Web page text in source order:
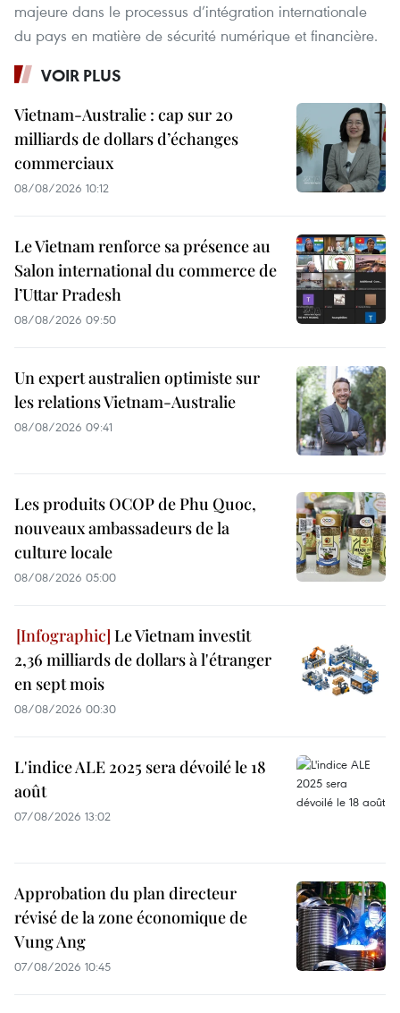
majeure dans le processus d’intégration internationale
du pays en matière de sécurité numérique et financière.
VOIR PLUS
Vietnam-Australie : cap sur 20
milliards de dollars d’échanges
commerciaux
08/08/2026 10:12
Le Vietnam renforce sa présence au
Salon international du commerce de
l’Uttar Pradesh
08/08/2026 09:50
Un expert australien optimiste sur
les relations Vietnam-Australie
08/08/2026 09:41
Les produits OCOP de Phu Quoc,
nouveaux ambassadeurs de la
culture locale
08/08/2026 05:00
Le Vietnam investit
2,36 milliards de dollars à l'étranger
en sept mois
08/08/2026 00:30
L'indice ALE 2025 sera dévoilé le 18
août
07/08/2026 13:02
Approbation du plan directeur
révisé de la zone économique de
Vung Ang
07/08/2026 10:45